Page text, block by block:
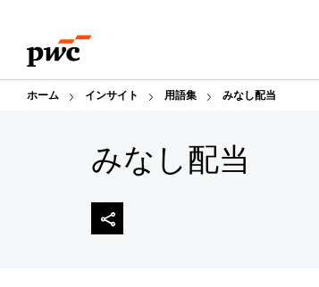
content
footer
ホーム インサイト 用語集 みなし配当
みなし配当